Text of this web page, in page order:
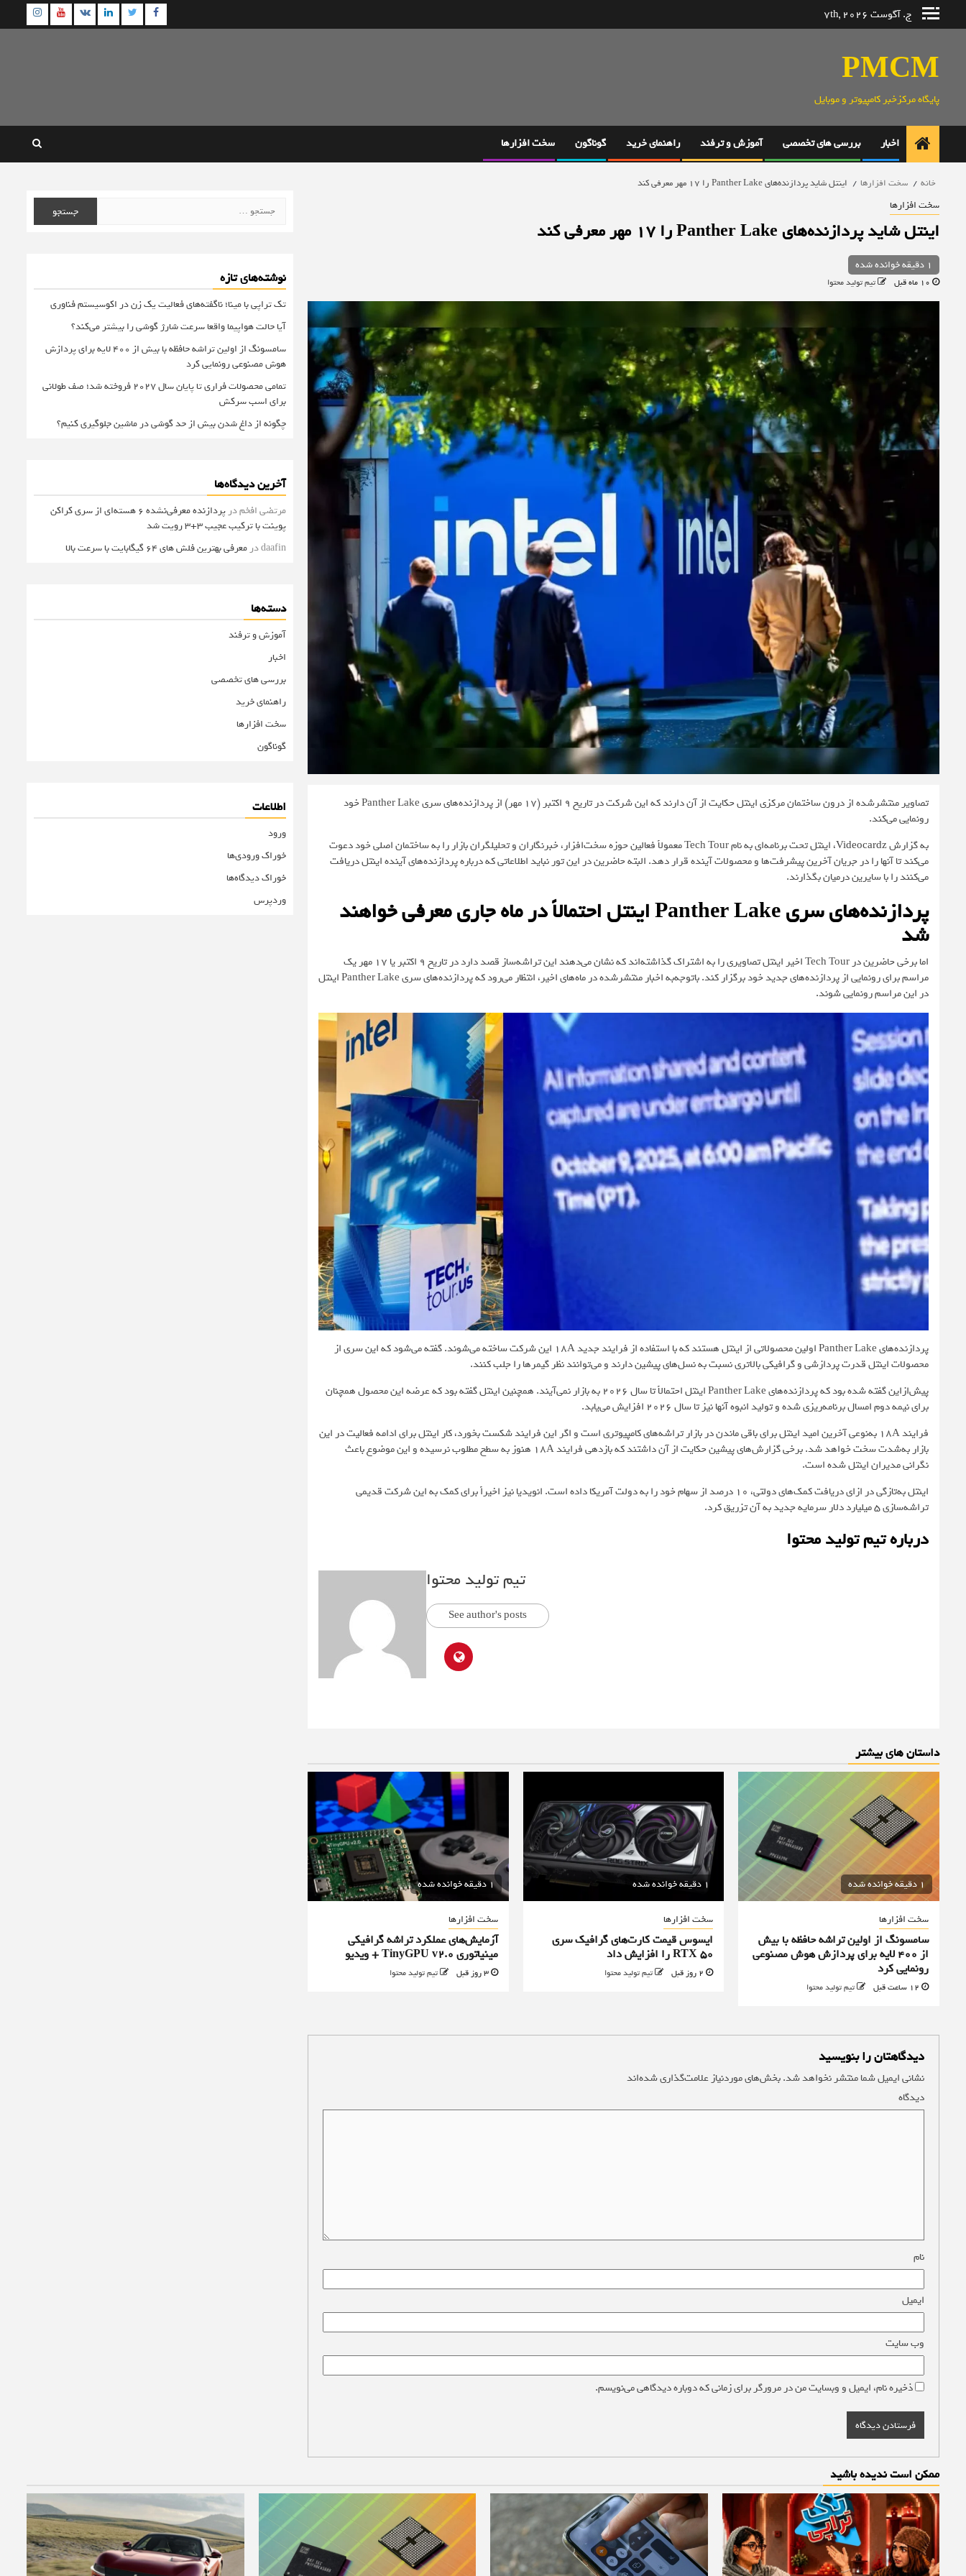
ج. آگوست 7th, 2026 Facebook
Twitter
Linkedin
VK
PMCM
پایگاه مرکزخبر کامپیوتر و موبایل
اخبار بررسی های تخصصی آموزش و ترفند راهنمای خرید گوناگون سخت افزارها
خانه سخت افزارها اینتل شاید پردازنده‌های Panther Lake را ۱۷ مهر معرفی کند
سخت افزارها
اینتل شاید پردازنده‌های Panther Lake را ۱۷ مهر معرفی کند
1 دقیقه خوانده شده
تیم تولید محتوا
تصاویر منتشرشده از درون ساختمان مرکزی اینتل حکایت از آن دارند که این شرکت در تاریخ ۹ اکتبر (۱۷ مهر) از پردازنده‌های سری Panther Lake خود
رونمایی می‌کند.
به گزارشVideocardz
، اینتل تحت برنامه‌ای به نام Tech Tour معمولاً فعالین حوزه سخت‌افزار، خبرنگاران و تحلیلگران بازار را به ساختمان اصلی خود دعوت
می‌کند تا آنها را در جریان آخرین پیشرفت‌ها و محصولات آینده قرار دهد. البته حاضرین در این تور نباید اطلاعاتی که درباره پردازنده‌های آینده اینتل دریافت
می‌کنند را با سایرین درمیان بگذارند.
پردازنده‌های سری Panther Lake اینتل احتمالاً در ماه جاری معرفی خواهند
شد
اما برخی حاضرین در Tech Tour اخیر اینتل تصاویری را به اشتراک گذاشته‌اند که نشان می‌دهند این تراشه‌ساز قصد دارد در تاریخ ۹ اکتبر یا ۱۷ مهر یک
مراسم برای رونمایی از پردازنده‌های جدید خود برگزار کند. باتوجه‌به اخبار منتشرشده در ماه‌های اخیر، انتظار می‌رود که پردازنده‌های سری Panther Lake اینتل
در این مراسم رونمایی شوند.
پردازنده‌های Panther Lake اولین محصولاتی از اینتل هستند که با استفاده از فرایند جدید 18A این شرکت ساخته می‌شوند. گفته می‌شود که این سری از
محصولات اینتل قدرت پردازشی و گرافیکی بالاتری نسبت به نسل‌های پیشین دارند و می‌توانند نظر گیمرها را جلب کنند.
پیش‌ازاین گفته شده بود که پردازنده‌های Panther Lake اینتل احتمالاً تا سال ۲۰۲۶ به بازار نمی‌آیند. همچنین اینتل گفته بود که عرضه این محصول همچنان
برای نیمه دوم امسال برنامه‌ریزی شده و تولید انبوه آنها نیز تا سال ۲۰۲۶ افزایش می‌یابد.
فرایند 18A به‌نوعی آخرین امید اینتل برای باقی ماندن در بازار تراشه‌های کامپیوتری است و اگر این فرایند شکست بخورد، کار اینتل برای ادامه فعالیت در این
بازار به‌شدت سخت خواهد شد. برخی گزارش‌های پیشین حکایت از آن داشتند که بازدهی فرایند 18A هنوز به سطح مطلوب نرسیده و این موضوع باعث
نگرانی مدیران اینتل شده است.
اینتل به‌تازگی در ازای دریافت کمک‌های دولتی، ۱۰ درصد از سهام خود را به دولت آمریکا داده است. انویدیا نیز اخیراً برای کمک به این شرکت قدیمی
تراشه‌سازی 5 میلیارد دلار سرمایه جدید به آن تزریق کرد.
درباره تیم تولید محتوا
تیم تولید محتوا
See author's posts
داستان های بیشتر
1 دقیقه خوانده شده
سخت افزارها
سامسونگ از اولین تراشه حافظه با بیش
از ۴۰۰ لایه برای پردازش هوش مصنوعی
رونمایی کرد
تیم تولید محتوا
1 دقیقه خوانده شده
سخت افزارها
ایسوس قیمت کارت‌های گرافیک سری
RTX 50 را افزایش داد
2 روز قبل تیم تولید محتوا
1 دقیقه خوانده شده
سخت افزارها
آزمایش‌های عملکرد تراشه گرافیکی
مینیاتوری TinyGPU v2.0 + ویدیو
3 روز قبل تیم تولید محتوا
دیدگاهتان را بنویسید
نشانی ایمیل شما منتشر نخواهد شد.بخش‌های موردنیاز علامت‌گذاری شده‌اند
دیدگاه
نام
ایمیل
وب‌ سایت
ذخیره نام، ایمیل و وبسایت من در مرورگر برای زمانی که دوباره دیدگاهی می‌نویسم.
برای:
نوشته‌های تازه
تک تراپی با مینا؛ ناگفته‌های فعالیت یک زن در اکوسیستم فناوری
آیا حالت هواپیما واقعا سرعت شارژ گوشی را بیشتر می‌کند؟
سامسونگ از اولین تراشه حافظه با بیش از ۴۰۰ لایه برای پردازش
هوش مصنوعی رونمایی کرد
تمامی محصولات فراری تا پایان سال ۲۰۲۷ فروخته شد؛ صف طولانی
برای اسب سرکش
چگونه از داغ شدن بیش از حد گوشی در ماشین جلوگیری کنیم؟
آخرین دیدگاه‌ها
مرتضی افخمدر
پردازنده معرفی‌نشده 6 هسته‌ای از سری کراکن
پوینت با ترکیب عجیب 3+3 رویت شد
daafinدر معرفی بهترین فلش های 64 گیگابایت با سرعت بالا
دسته‌ها
آموزش و ترفند
اخبار
بررسی های تخصصی
راهنمای خرید
سخت افزارها
گوناگون
اطلاعات
ورود
خوراک ورودی‌ها
خوراک دیدگاه‌ها
وردپرس
ممکن است ندیده باشید